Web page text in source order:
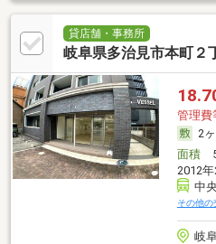
貸店舗・事務所
岐阜県多治見市本町２
管理費
2
面積
2012
中
その他の
岐